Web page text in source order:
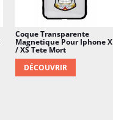
Coque Transparente
Magnetique Pour Iphone X
/ XS Tete Mort
DÉCOUVRIR